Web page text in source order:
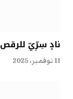
نادٍ سِرِّيّ
11 نوفمبر، 2025